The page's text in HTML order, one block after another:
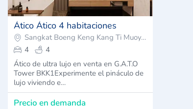
Ático Ático 4 habitaciones
Sangkat Boeng Keng Kang Ti Muoy, Camboya
4
4
Ático de ultra lujo en venta en G.A.T.O
Tower BKK1Experimente el pináculo de
lujo viviendo e…
Precio en demanda